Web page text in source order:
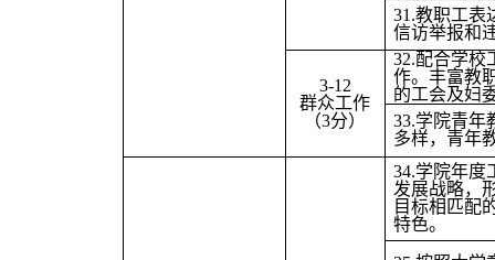
31.教职工表
信访举报和
3-12
群众工作
（3分）
32.配合学校
作。丰富教
的工会及妇
33.学院青年
多样，青年
34.学院年度
发展战略，
目标相匹配
特色。